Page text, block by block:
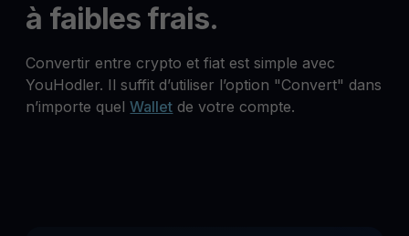
à faibles frais.
Convertir entre crypto et fiat est simple avec
YouHodler. Il suffit d’utiliser l’option "Convert" dans
n’importe quelWallet de votre compte.